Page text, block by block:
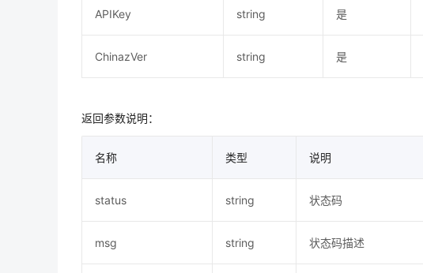
APIKey string 是
ChinazVer string 是
返回参数说明：
名称 类型 说明
status string 状态码
msg string 状态码描述